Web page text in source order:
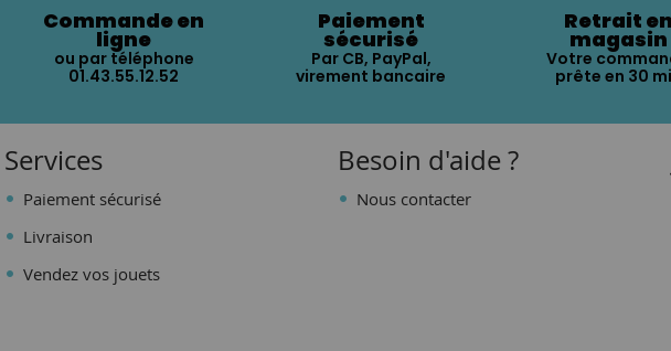
Commande en
ligne
ou par téléphone
01.43.55.12.52
Paiement
sécurisé
Par CB, PayPal,
virement bancaire
Retrait en
magasin
Votre
prête en 30
Services
Paiement sécurisé
Livraison
Vendez vos jouets
Besoin d'aide ?
Nous contacter